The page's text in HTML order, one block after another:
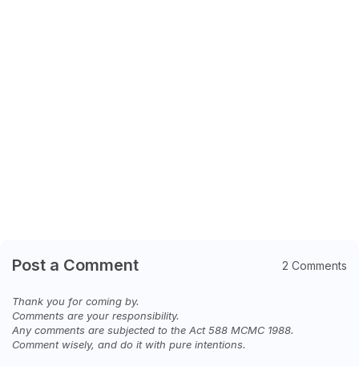
Post a Comment 2 Comments
Thank you for coming by.
Comments are your responsibility.
Any comments are subjected to the Act 588 MCMC 1988.
Comment wisely, and do it with pure intentions.